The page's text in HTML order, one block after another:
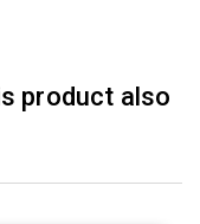
product also